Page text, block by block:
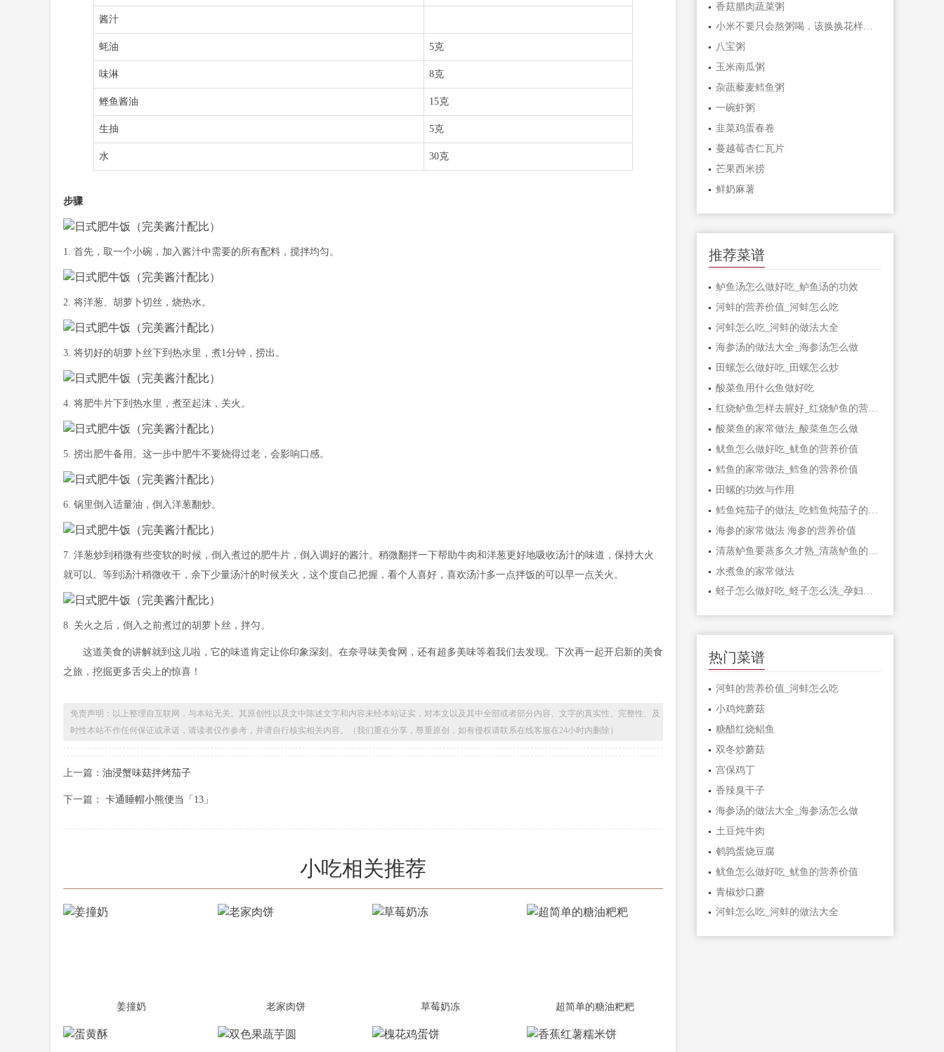
酱汁
蚝油 5克
味淋 8克
鲣鱼酱油 15克
生抽 5克
水 30克
步骤
1. 首先，取一个小碗，加入酱汁中需要的所有配料，搅拌均匀。
2. 将洋葱、胡萝卜切丝，烧热水。
3. 将切好的胡萝卜丝下到热水里，煮1分钟，捞出。
4. 将肥牛片下到热水里，煮至起沫，关火。
5. 捞出肥牛备用。这一步中肥牛不要烧得过老，会影响口感。
6. 锅里倒入适量油，倒入洋葱翻炒。
7. 洋葱炒到稍微有些变软的时候，倒入煮过的肥牛片，倒入调好的酱汁。稍微翻拌一下帮助牛肉和洋葱更好地吸收汤汁的味道，保持大火
就可以。等到汤汁稍微收干，余下少量汤汁的时候关火，这个度自己把握，看个人喜好，喜欢汤汁多一点拌饭的可以早一点关火。
8. 关火之后，倒入之前煮过的胡萝卜丝，拌匀。
这道美食的讲解就到这儿啦，它的味道肯定让你印象深刻。在奈寻味美食网，还有超多美味等着我们去发现。下次再一起开启新的美食
之旅，挖掘更多舌尖上的惊喜！
免责声明：以上整理自互联网，与本站无关。其原创性以及文中陈述文字和内容未经本站证实，对本文以及其中全部或者部分内容、文字的真实性、完整性、及
时性本站不作任何保证或承诺，请读者仅作参考，并请自行核实相关内容。（我们重在分享，尊重原创，如有侵权请联系在线客服在24小时内删除）
上一篇： 油浸蟹味菇拌烤茄子
下一篇： 卡通睡帽小熊便当「13」
小吃相关推荐
姜撞奶 老家肉饼 草莓奶冻 超简单的糖油粑粑
香菇腊肉蔬菜粥
小米不要只会熬粥喝，该换换花样啦！
八宝粥
玉米南瓜粥
杂蔬藜麦鳕鱼粥
一碗虾粥
韭菜鸡蛋春卷
蔓越莓杏仁瓦片
芒果西米捞
鲜奶麻薯
推荐菜谱
鲈鱼汤怎么做好吃_鲈鱼汤的功效
河蚌的营养价值_河蚌怎么吃
河蚌怎么吃_河蚌的做法大全
海参汤的做法大全_海参汤怎么做
田螺怎么做好吃_田螺怎么炒
酸菜鱼用什么鱼做好吃
红烧鲈鱼怎样去腥好_红烧鲈鱼的营养价值
酸菜鱼的家常做法_酸菜鱼怎么做
鱿鱼怎么做好吃_鱿鱼的营养价值
鳕鱼的家常做法_鳕鱼的营养价值
田螺的功效与作用
海参的家常做法 海参的营养价值
水煮鱼的家常做法
蛏子怎么做好吃_蛏子怎么洗_孕妇能吃蛏子吗
热门菜谱
河蚌的营养价值_河蚌怎么吃
小鸡炖蘑菇
糖醋红烧鲳鱼
双冬炒蘑菇
宫保鸡丁
香辣臭干子
海参汤的做法大全_海参汤怎么做
土豆炖牛肉
鹌鹑蛋烧豆腐
鱿鱼怎么做好吃_鱿鱼的营养价值
青椒炒口蘑
河蚌怎么吃_河蚌的做法大全